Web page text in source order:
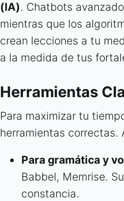
(IA). Chatbots
mientras que los
crean lecciones a tu
a la medida de tus
Herramientas
Para maximizar tu
herramientas correctas.
Para gramática y
Babbel, Memrise.
constancia.